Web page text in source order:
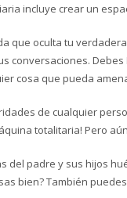
2 Review
incluye crear un
que oculta tu
Debes
cosa que pueda
de cualquier
totalitaria! Pero
del padre y sus hijos
bien? También